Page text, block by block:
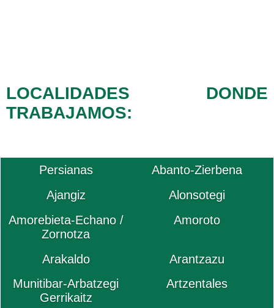
LOCALIDADES DONDE
TRABAJAMOS:
Persianas
Abanto-Zierbena
Ajangiz
Alonsotegi
Amorebieta-Echano /
Zornotza
Amoroto
Arakaldo
Arantzazu
Munitibar-Arbatzegi
Gerrikaitz
Artzentales